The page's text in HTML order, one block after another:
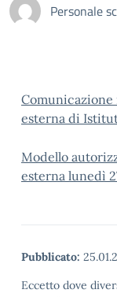
Personale
Comunicazione
esterna di
Modello
esterna lunedì
Pubblicato:
Eccetto dove